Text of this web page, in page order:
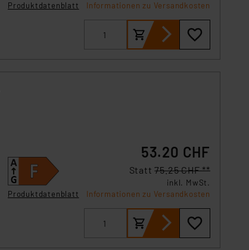
Produktdatenblatt
Informationen zu Versandkosten
Produktdatenblatt
53.20 CHF
Statt75.25 CHF **
inkl. MwSt.
Informationen zu Versandkosten